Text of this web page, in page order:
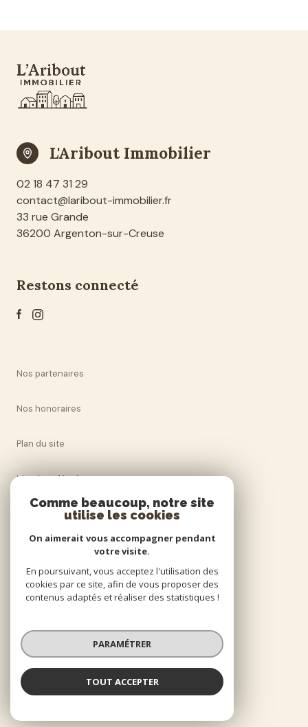
L'Aribout Immobilier
02 18 47 31 29
contact@laribout-immobilier.fr
33 rue Grande
36200 Argenton-sur-Creuse
restons connecté
Nos partenaires
Nos honoraires
Plan du site
Mentions légales
Cookies
© 2026 | Tous droits réservés
Réalisé par
Comme beaucoup, notre site
utilise les cookies
On aimerait vous accompagner pendant
votre visite.
En poursuivant, vous acceptez l'utilisation des
cookies par ce site, afin de vous proposer des
contenus adaptés et réaliser des statistiques !
PARAMÉTRER
TOUT ACCEPTER